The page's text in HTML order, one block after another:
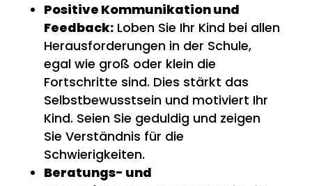
Positive Kommunikation und
Feedback: Loben Sie Ihr Kind bei allen
Herausforderungen in der Schule,
egal wie groß oder klein die
Fortschritte sind. Dies stärkt das
Selbstbewusstsein und motiviert Ihr
Kind. Seien Sie geduldig und zeigen
Sie Verständnis für die
Schwierigkeiten.
Beratungs- und